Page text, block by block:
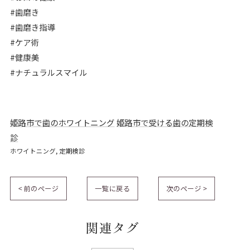
#歯磨き
#歯磨き指導
#ケア術
#健康美
#ナチュラルスマイル
姫路市で歯のホワイトニング姫路市で受ける歯の定期検
診
ホワイトニング 定期検診
< 前のページ 一覧に戻る 次のページ >
関連タグ